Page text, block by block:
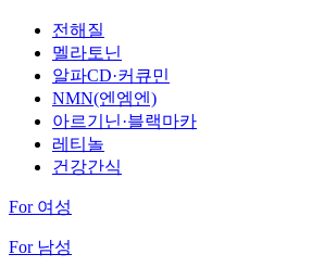
전해질
멜라토닌
알파CD·커큐민
NMN(엔엠엔)
아르기닌·블랙마카
레티놀
건강간식
For 여성
For 남성